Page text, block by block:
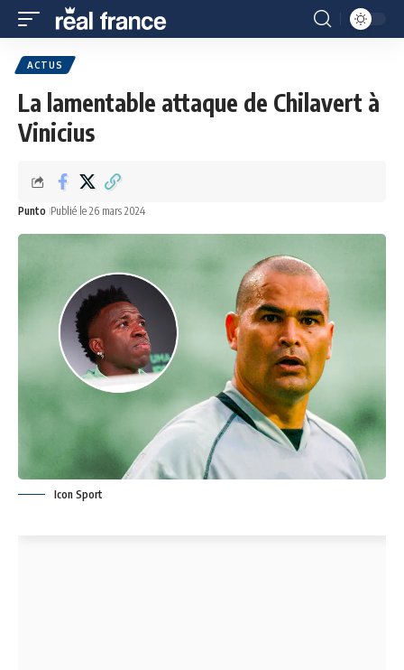
ACTUS
La lamentable attaque de Chilavert à
Vinicius
Punto Publié le 26 mars 2024
Icon Sport